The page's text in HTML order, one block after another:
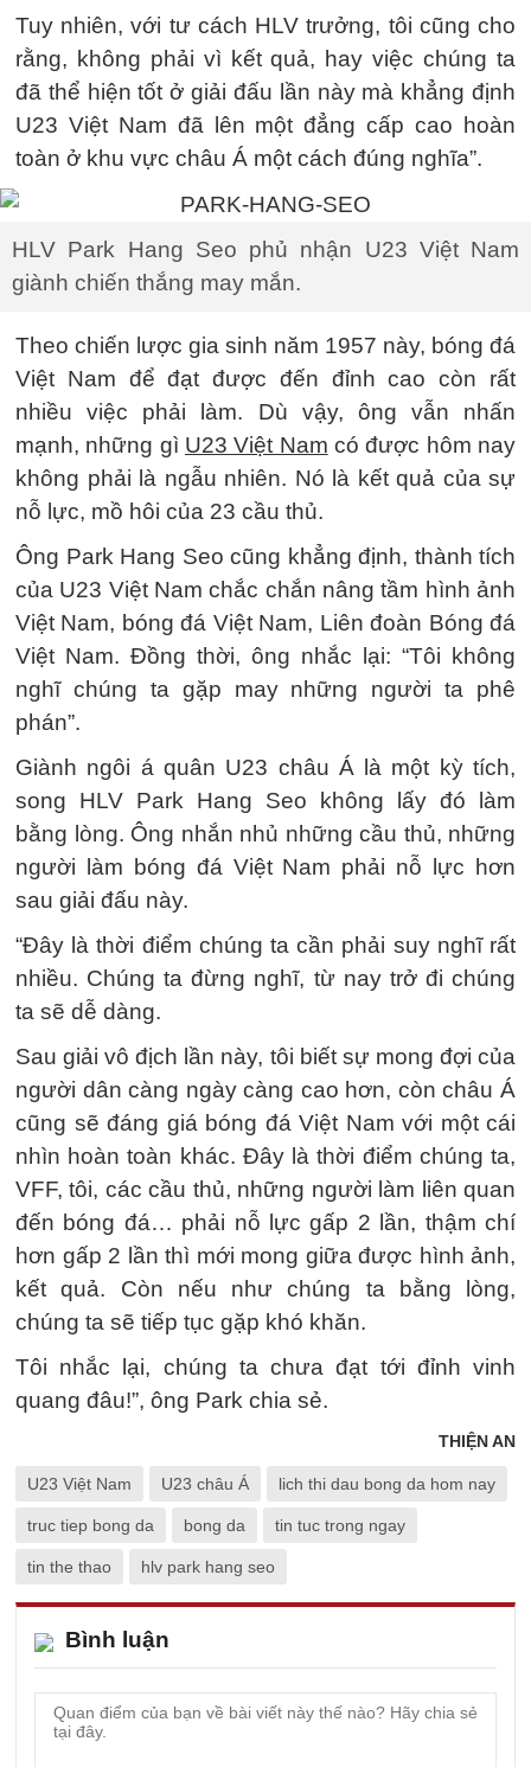
Tuy nhiên, với tư cách HLV trưởng, tôi cũng cho
rằng, không phải vì kết quả, hay việc chúng ta
đã thể hiện tốt ở giải đấu lần này mà khẳng định
U23 Việt Nam đã lên một đẳng cấp cao hoàn
toàn ở khu vực châu Á một cách đúng nghĩa”.
HLV Park Hang Seo phủ nhận U23 Việt Nam
giành chiến thắng may mắn.
Theo chiến lược gia sinh năm 1957 này, bóng đá
Việt Nam để đạt được đến đỉnh cao còn rất
nhiều việc phải làm. Dù vậy, ông vẫn nhấn
mạnh, những gì U23 Việt Nam có được hôm nay
không phải là ngẫu nhiên. Nó là kết quả của sự
nỗ lực, mồ hôi của 23 cầu thủ.
Ông Park Hang Seo cũng khẳng định, thành tích
của U23 Việt Nam chắc chắn nâng tầm hình ảnh
Việt Nam, bóng đá Việt Nam, Liên đoàn Bóng đá
Việt Nam. Đồng thời, ông nhắc lại: “Tôi không
nghĩ chúng ta gặp may những người ta phê
phán”.
Giành ngôi á quân U23 châu Á là một kỳ tích,
song HLV Park Hang Seo không lấy đó làm
bằng lòng. Ông nhắn nhủ những cầu thủ, những
người làm bóng đá Việt Nam phải nỗ lực hơn
sau giải đấu này.
“Đây là thời điểm chúng ta cần phải suy nghĩ rất
nhiều. Chúng ta đừng nghĩ, từ nay trở đi chúng
ta sẽ dễ dàng.
Sau giải vô địch lần này, tôi biết sự mong đợi của
người dân càng ngày càng cao hơn, còn châu Á
cũng sẽ đáng giá bóng đá Việt Nam với một cái
nhìn hoàn toàn khác. Đây là thời điểm chúng ta,
VFF, tôi, các cầu thủ, những người làm liên quan
đến bóng đá… phải nỗ lực gấp 2 lần, thậm chí
hơn gấp 2 lần thì mới mong giữa được hình ảnh,
kết quả. Còn nếu như chúng ta bằng lòng,
chúng ta sẽ tiếp tục gặp khó khăn.
Tôi nhắc lại, chúng ta chưa đạt tới đỉnh vinh
quang đâu!”, ông Park chia sẻ.
THIỆN AN
U23 Việt Nam U23 châu Á lich thi dau bong da hom nay
truc tiep bong da bong da tin tuc trong ngay
tin the thao hlv park hang seo
Bình luận